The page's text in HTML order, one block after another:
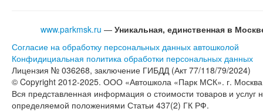
www.parkmsk.ru — Уникальная, единственная в
Согласие на обработку персональных данных автошколой
Конфидициальная политика обработки персональных данных
Лицензия № 036268, заключение ГИБДД (Акт 77/118/79/2024)
© Copyright 2012-2025. ООО «Автошкола «Парк МСК». г.
Вся представленная информация о стоимости товаров и
определяемой положениями Статьи 437(2) ГК РФ.